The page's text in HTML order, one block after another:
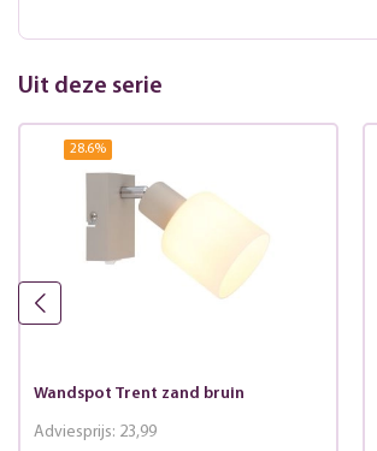
Uit deze serie
28.6%
Wandspot Trent zand bruin
Adviesprijs: 23,99